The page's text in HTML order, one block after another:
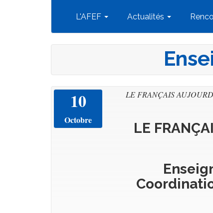
L'AFEF Actualités
10
Octobre
LE FRANÇAIS
LE